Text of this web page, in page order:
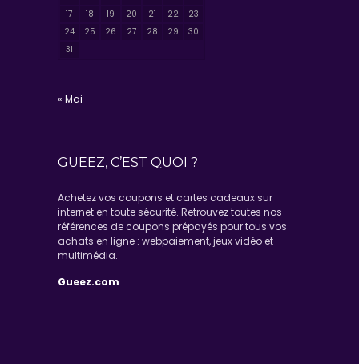
17
18 19 20 21 22
23
24
25 26 27 28 29
30
31
« Mai
GUEEZ, C’EST QUOI ?
Achetez vos coupons et cartes cadeaux sur
internet en toute sécurité. Retrouvez toutes nos
références de coupons prépayés pour tous vos
achats en ligne : webpaiement, jeux vidéo et
multimédia.
Gueez.com